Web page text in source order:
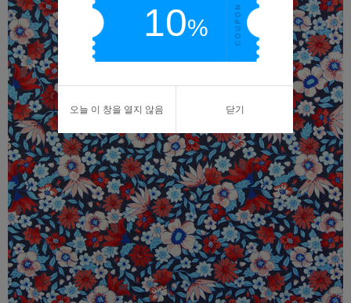
10%
오늘 이 창을 열지 않음 닫기